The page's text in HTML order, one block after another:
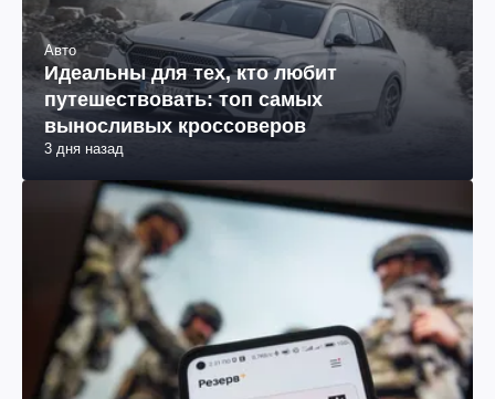
Авто
Идеальны для тех, кто любит
путешествовать: топ самых
выносливых кроссоверов
3 дня назад